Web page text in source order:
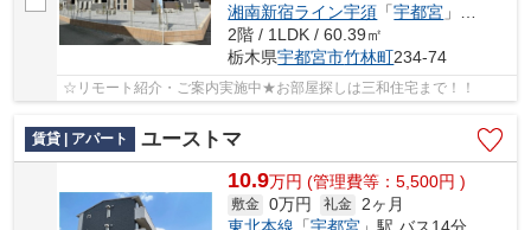
湘南新宿ライン宇須 「宇都宮 」駅 バス15分 「関東バス竹林」 停歩5分
2階 / 1LDK / 60.39㎡
栃木県宇都宮市竹林町234-74
☆リモート紹介・ご案内実施中★お部屋探しは三和住宅まで！！
賃貸 | アパート ユーストマ
10.9万円 (管理費等：5,500円 )
敷金 0万円 礼金 2ヶ月